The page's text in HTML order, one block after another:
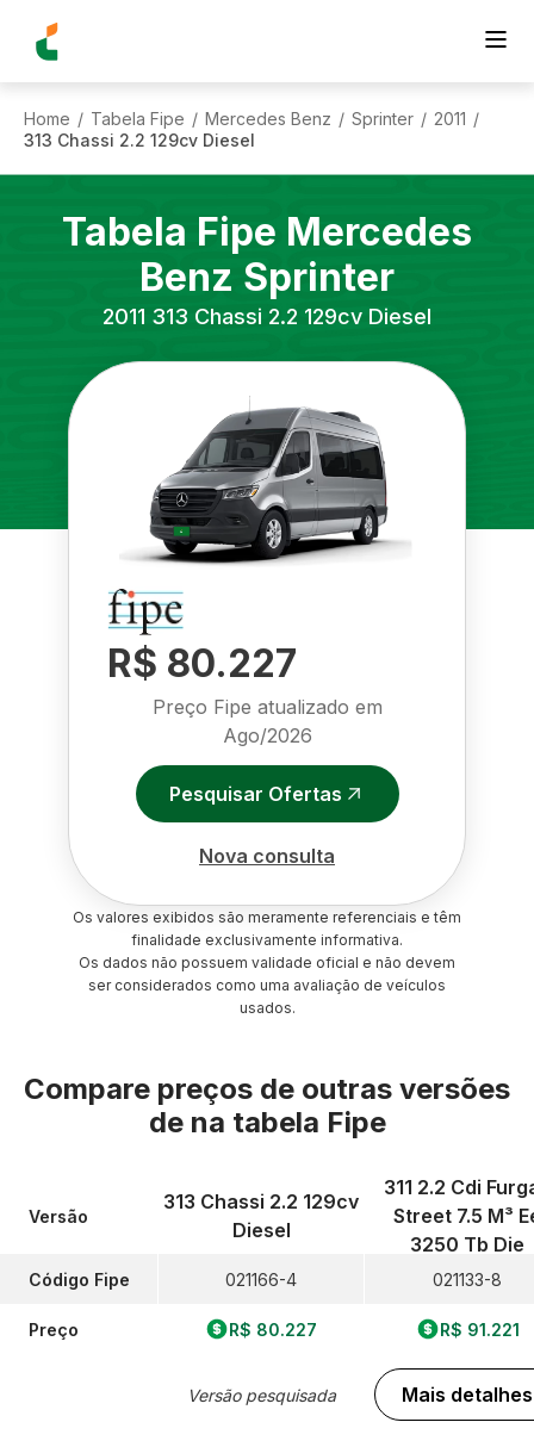
Home / Tabela Fipe / Mercedes Benz / Sprinter / 2011 /
313 Chassi 2.2 129cv Diesel
Tabela Fipe Mercedes
Benz Sprinter
2011 313 Chassi 2.2 129cv Diesel
R$ 80.227
Preço Fipe atualizado em
Ago/2026
Pesquisar Ofertas
Nova consulta
Os valores exibidos são meramente referenciais e têm
finalidade exclusivamente informativa.
Os dados não possuem validade oficial e não devem
ser considerados como uma avaliação de veículos
usados.
Compare preços de outras versões
de na tabela Fipe
Versão
Código Fipe
Preço
313 Chassi 2.2 129cv
Diesel
021166-4
R$ 80.227
Versão pesquisada
311 2.2 Cdi
Street 7.5 M³
3250 Tb Die
021133-8
R$ 91.221
Mais detalhes